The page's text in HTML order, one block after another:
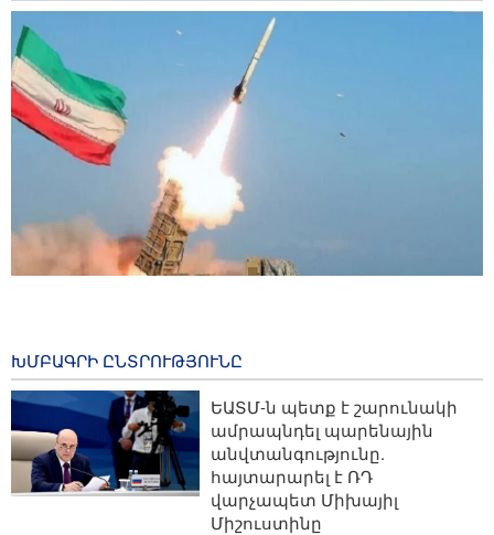
ԵԱՏՄ երկրների վարչապետները Ղրղզստանում 3
առանցքային փաստաթուղթ են ստորագրել
Սյունիքը մշակութային տեսանկյունից
առանձնահատուկ կարևորություն ունի Իրանի
Իսլամական Հանրապետության համար. Մոհամմադ
ԽՄԲԱԳՐԻ ԸՆՏՐՈՒԹՅՈՒՆԸ
ԵԱՏՄ-ն պետք է շարունակի
ամրապնդել պարենային
անվտանգությունը.
հայտարարել է ՌԴ
վարչապետ Միխայիլ
Միշուստինը